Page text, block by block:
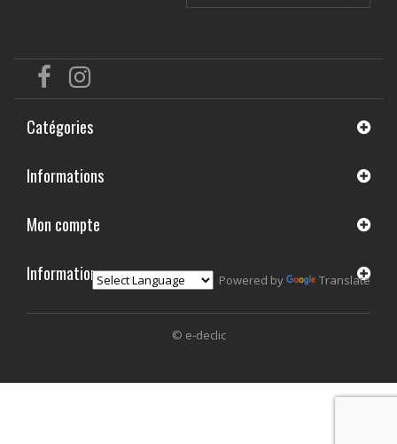
Catégories
Informations
© e-declic
Mon compte
Informations Powered by Translate